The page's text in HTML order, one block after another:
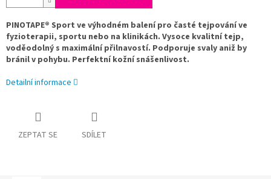
PINOTAPE® Sport ve výhodném balení pro časté tejpování ve
fyzioterapii, sportu nebo na klinikách. Vysoce kvalitní tejp,
voděodolný s maximální přilnavostí. Podporuje svaly aniž by
bránil v pohybu. Perfektní kožní snášenlivost.
Detailní informace
ZEPTAT SE SDÍLET